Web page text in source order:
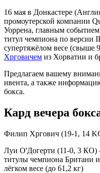
16 мая в Донкастере
промоутерской компании
Уоррена, главным событием
титул чемпиона по версии
супертяжёлом весе (свыше
Хрговичем из Хорватии и
Предлагаем вашему
ивента, а также
бокса.
Кард вечера
Филип Хргович (19-1, 14
Луи О'Догерти (11-0, 3
титулы чемпиона Британи
лёгком весе (до 61,2 кг)